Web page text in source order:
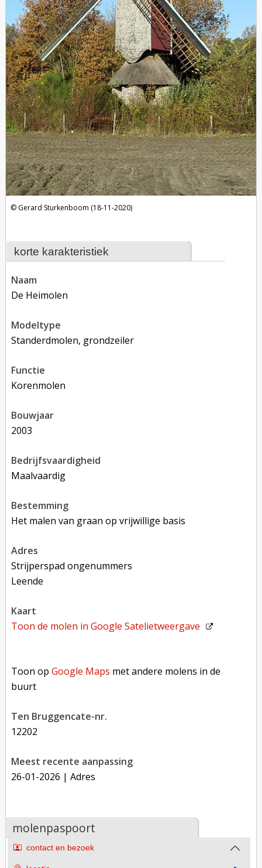
korte karakteristiek
naam
De Heimolen
modeltype
Standerdmolen, grondzeiler
functie
korenmolen
bouwjaar
2003
bedrijfsvaardigheid
Maalvaardig
bestemming
Het malen van graan op vrijwillige basis
adres
Strijperspad ongenummers
Leende
kaart
Toon de molen inGoogle Satelietweergave
Toon opGoogle Maps met andere molens in de
buurt
Ten Bruggencate-nr.
12202
Meest recente aanpassing
26-01-2026 | Adres
Gerard Sturkenboom (18-11-2020)
molenpaspoort
contact en bezoek